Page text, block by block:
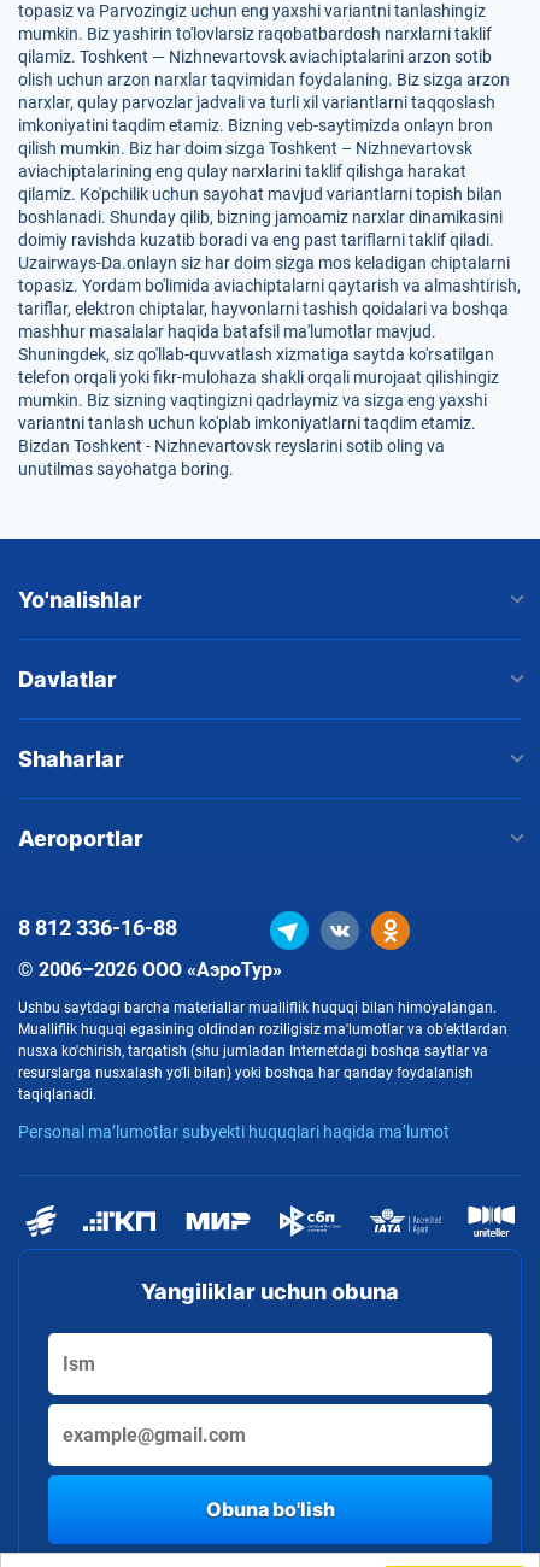
topasiz va Parvozingiz uchun eng yaxshi variantni tanlashingiz
mumkin. Biz yashirin to'lovlarsiz raqobatbardosh narxlarni taklif
qilamiz. Toshkent — Nizhnevartovsk aviachiptalarini arzon sotib
olish uchun arzon narxlar taqvimidan foydalaning. Biz sizga arzon
narxlar, qulay parvozlar jadvali va turli xil variantlarni taqqoslash
imkoniyatini taqdim etamiz. Bizning veb-saytimizda onlayn bron
qilish mumkin. Biz har doim sizga Toshkent – Nizhnevartovsk
aviachiptalarining eng qulay narxlarini taklif qilishga harakat
qilamiz. Ko'pchilik uchun sayohat mavjud variantlarni topish bilan
boshlanadi. Shunday qilib, bizning jamoamiz narxlar dinamikasini
doimiy ravishda kuzatib boradi va eng past tariflarni taklif qiladi.
Uzairways-Da.onlayn siz har doim sizga mos keladigan chiptalarni
topasiz. Yordam bo'limida aviachiptalarni qaytarish va almashtirish,
tariflar, elektron chiptalar, hayvonlarni tashish qoidalari va boshqa
mashhur masalalar haqida batafsil ma'lumotlar mavjud.
Shuningdek, siz qo'llab-quvvatlash xizmatiga saytda ko'rsatilgan
telefon orqali yoki fikr-mulohaza shakli orqali murojaat qilishingiz
mumkin. Biz sizning vaqtingizni qadrlaymiz va sizga eng yaxshi
variantni tanlash uchun ko'plab imkoniyatlarni taqdim etamiz.
Bizdan Toshkent - Nizhnevartovsk reyslarini sotib oling va
unutilmas sayohatga boring.
Yo'nalishlar
Davlatlar
Shaharlar
Aeroportlar
Yangiliklar uchun obuna
Obuna bo'lish
© 2006–2026 ООО «АэроТур»
Ushbu saytdagi barcha materiallar mualliflik huquqi bilan himoyalangan.
Mualliflik huquqi egasining oldindan roziligisiz ma'lumotlar va ob'ektlardan
nusxa ko'chirish, tarqatish (shu jumladan Internetdagi boshqa saytlar va
resurslarga nusxalash yo'li bilan) yoki boshqa har qanday foydalanish
taqiqlanadi.
Personal ma’lumotlar subyekti huquqlari haqida ma’lumot
8 812336-16-88